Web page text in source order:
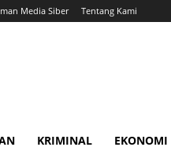
Media Siber Tentang Kami
KRIMINAL EKONOMI